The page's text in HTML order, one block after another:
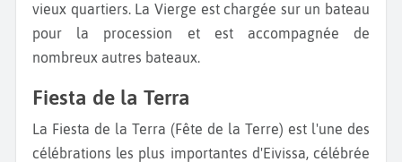
vieux quartiers. La Vierge est chargée sur un bateau
pour la procession et est accompagnée de
nombreux autres bateaux.
Fiesta de la Terra
La Fiesta de la Terra (Fête de la Terre) est l'une des
célébrations les plus importantes d'Eivissa, célébrée